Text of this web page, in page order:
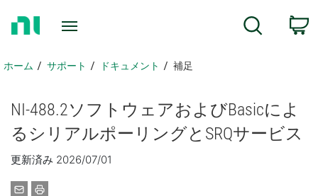
ペホーム サポート ドキュメント 補足
NI-488.2ソフトウェアおよびBasicによ
る シリアルポーリングと SRQサービス
更新済み 2026/07/01